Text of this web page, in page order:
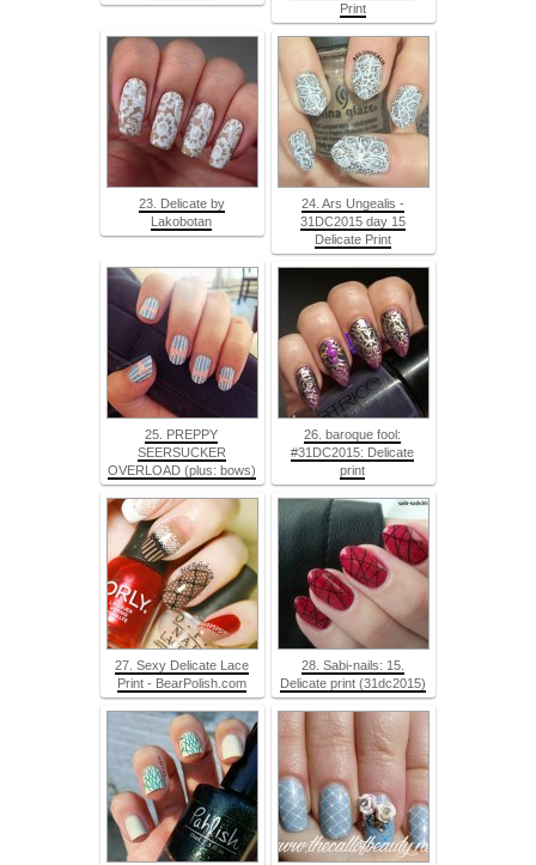
Print
23. Delicate by
Lakobotan
24. Ars Ungealis -
31DC2015 day 15
Delicate Print
25. PREPPY
SEERSUCKER
OVERLOAD (plus: bows)
26. baroque fool:
#31DC2015: Delicate
print
27. Sexy Delicate Lace
Print - BearPolish.com
28. Sabi-nails: 15.
Delicate print (31dc2015)